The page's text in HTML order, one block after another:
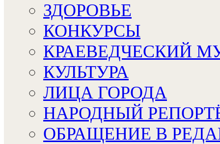
ЗДОРОВЬЕ
КОНКУРСЫ
КРАЕВЕДЧЕСКИЙ
КУЛЬТУРА
ЛИЦА ГОРОДА
НАРОДНЫЙ
ОБРАЩЕНИЕ В